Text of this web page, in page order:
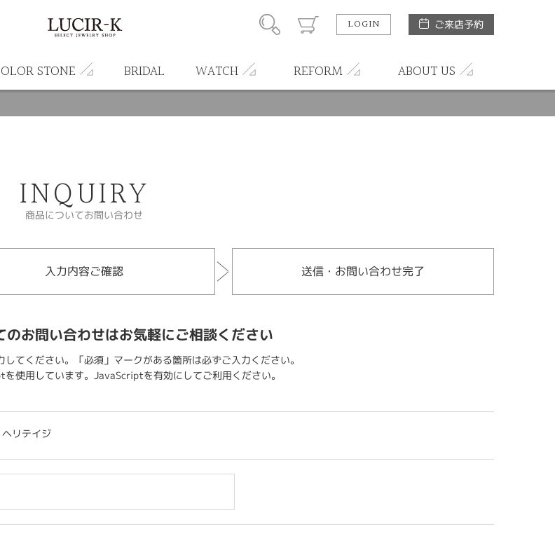
LOGIN ご来店予約
STONE BRIDAL WATCH REFORM ABOUT US
INQUIRY
商品についてお問い合わせ
入力内容ご確認 送信・お問い合わせ完了
のお問い合わせはお気軽にご相談ください
てください。「必須」マークがある箇所は必ずご入力ください。
使用しています。JavaScriptを有効にしてご利用ください。
ヘリテイジ